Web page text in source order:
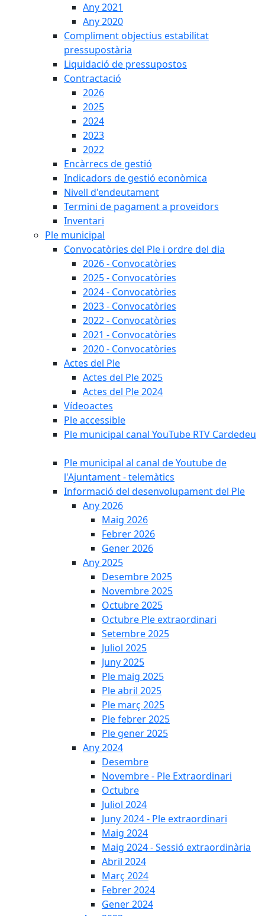
Any 2021
Any 2020
Compliment objectius estabilitat
pressupostària
Liquidació de pressupostos
Contractació
2026
2025
2024
2023
2022
Encàrrecs de gestió
Indicadors de gestió econòmica
Nivell d'endeutament
Termini de pagament a proveïdors
Inventari
Ple municipal
Convocatòries del Ple i ordre del dia
2026 - Convocatòries
2025 - Convocatòries
2024 - Convocatòries
2023 - Convocatòries
2022 - Convocatòries
2021 - Convocatòries
2020 - Convocatòries
Actes del Ple
Actes del Ple 2025
Actes del Ple 2024
Vídeoactes
Ple accessible
Ple municipal canal YouTube RTV Cardedeu
Ple municipal al canal de Youtube de
l'Ajuntament - telemàtics
Informació del desenvolupament del Ple
Any 2026
Maig 2026
Febrer 2026
Gener 2026
Any 2025
Desembre 2025
Novembre 2025
Octubre 2025
Octubre Ple extraordinari
Setembre 2025
Juliol 2025
Juny 2025
Ple maig 2025
Ple abril 2025
Ple març 2025
Ple febrer 2025
Ple gener 2025
Any 2024
Desembre
Novembre - Ple Extraordinari
Octubre
Juliol 2024
Juny 2024 - Ple extraordinari
Maig 2024
Maig 2024 - Sessió extraordinària
Abril 2024
Març 2024
Febrer 2024
Gener 2024